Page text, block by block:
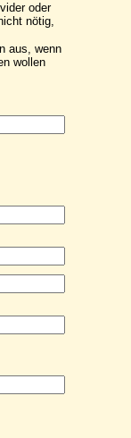
oder
nötig,
aus, wenn
wollen